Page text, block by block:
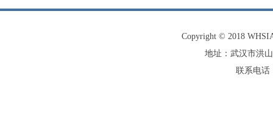
Copyright © 2018
地址：武汉市洪
联系电话